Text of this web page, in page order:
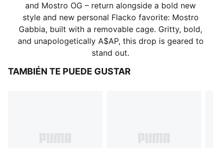
and Mostro OG – return alongside a bold new
style and new personal Flacko favorite: Mostro
Gabbia, built with a removable cage. Gritty, bold,
and unapologetically A$AP, this drop is geared to
stand out.
TAMBIÉN TE PUEDE GUSTAR